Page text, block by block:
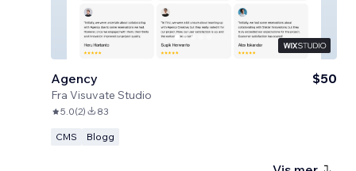
Agency
Fra Visuvate Studio
$50
5.0(2) 83
CMS Blogg